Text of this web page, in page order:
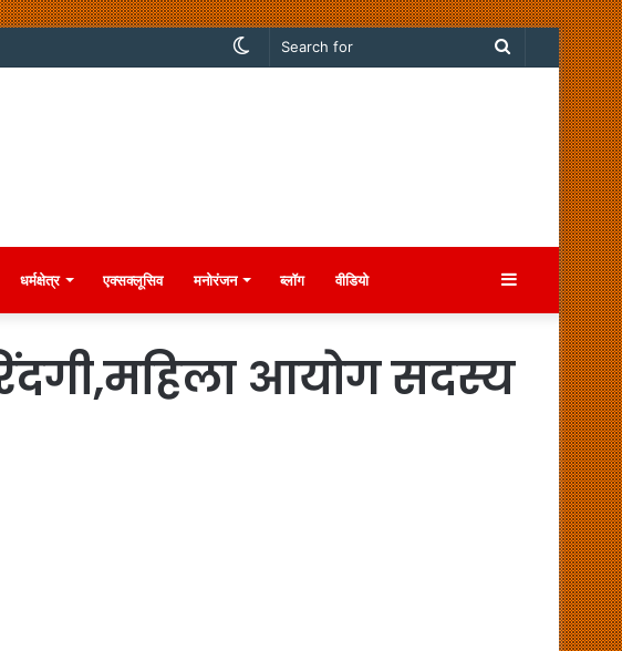
Search
Switch
धर्मक्षेत्र एक्सक्लूसिव मनोरंजन ब्लॉग वीडियो Sidebar
आयोग सदस्य